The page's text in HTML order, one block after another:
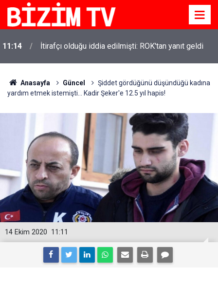
11:14 İtirafçı olduğu iddia edilmişti: ROK'tan yanıt geldi
Anasayfa Güncel
Şiddet gördüğünü düşündüğü kadına
yardım etmek istemişti... Kadir Şeker'e 12.5 yıl hapis!
11:11
14 Ekim 2020